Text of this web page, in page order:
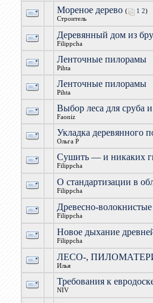
Мореное дерево ( 1 2)
Строитель
Деревянный дом из
Filippcha
Ленточные пилорамы
Pihta
Ленточные пилорамы
Pihta
Выбор леса для сруба и
Faoniz
Укладка деревянного
Ольга Р
Сушить — и никаких
Filippcha
О стандартизации в
Filippcha
Древесно-
Filippcha
Новое дыхание
Filippcha
ЛЕСО-,
Илья
Требования к
NIV